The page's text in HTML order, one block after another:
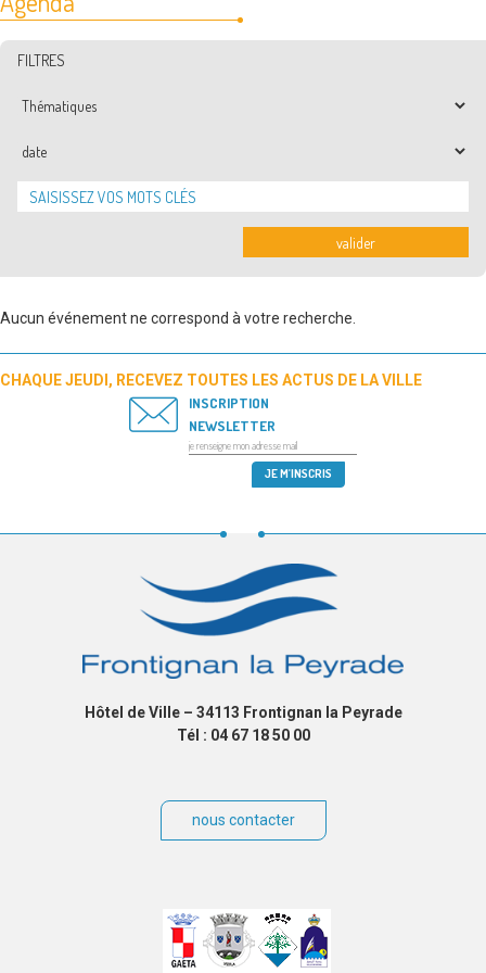
FILTRES
Thématiques
Date
valider
Aucun événement ne correspond à votre recherche.
CHAQUE JEUDI, RECEVEZ TOUTES LES ACTUS DE LA VILLE
INSCRIPTION
NEWSLETTER
Hôtel de Ville – 34113 Frontignan la Peyrade
Tél : 04 67 18 50 00
nous contacter